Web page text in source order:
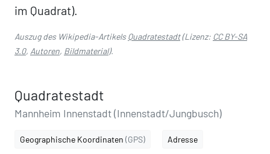
im Quadrat).
Auszug des Wikipedia-ArtikelsQuadratestadt(Lizenz: CC BY-SA
3.0, Autoren, Bildmaterial).
Quadratestadt
Mannheim Innenstadt (Innenstadt/Jungbusch)
Geographische Koordinaten (GPS) Adresse